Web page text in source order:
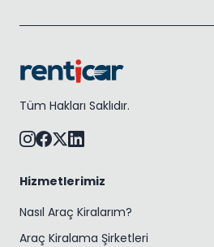
Tüm Hakları Saklıdır.
Hizmetlerimiz
Nasıl Araç Kiralarım?
Araç Kiralama Şirketleri